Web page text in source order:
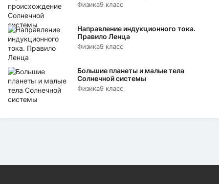
Физика9 класс
Направление индукционного тока.
Правило Ленца
Физика9 класс
Большие планеты и малые тела
Солнечной системы
Физика9 класс